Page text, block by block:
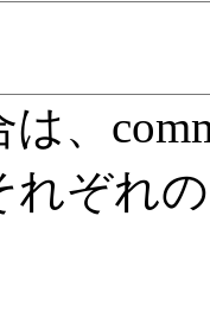
、
れぞれ